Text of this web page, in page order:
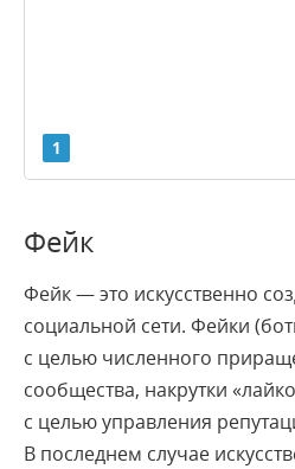
1
AJAX
API
CMS
CSV
Фейк
Фейк — это искусственно
социальной сети. Фейки
с целью численного
сообщества, накрутки
с целью управления
В последнем случае